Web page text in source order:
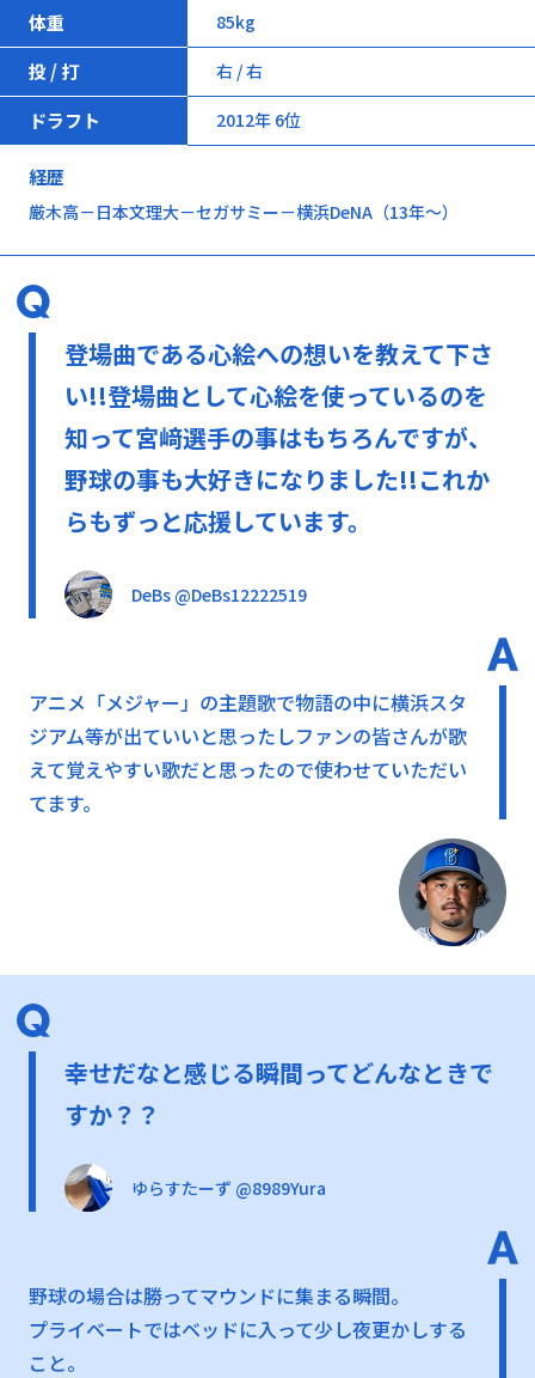
体重 85kg
投 / 打 右 / 右
ドラフト 2012年 6位
経歴
厳木高－日本文理大－セガサミー－横浜DeNA（13年～）
登場曲である心絵への想いを教えて下さ
い!!登場曲として心絵を使っているのを
知って宮﨑選手の事はもちろんですが、
野球の事も大好きになりました!!これか
らもずっと応援しています。
DeBs @DeBs12222519
アニメ「メジャー」の主題歌で物語の中に横浜スタ
ジアム等が出ていいと思ったしファンの皆さんが歌
えて覚えやすい歌だと思ったので使わせていただい
てます。
幸せだなと感じる瞬間ってどんなときで
すか？？
ゆらすたーず @8989Yura
野球の場合は勝ってマウンドに集まる瞬間。
プライベートではベッドに入って少し夜更かしする
こと。